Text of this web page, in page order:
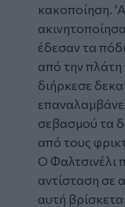
κακοποίηση.
έδεσαν τα
από την
διήρκεσε
σεβασμού τα
από τους
Ο Φαλτσινέλι
αντίσταση σε
αυτή